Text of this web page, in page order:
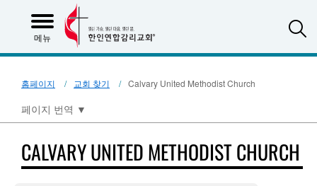
메뉴
홈페이지 교회 찾기 Calvary United Methodist Church
페이지 번역 ▼
CALVARY UNITED METHODIST CHURCH